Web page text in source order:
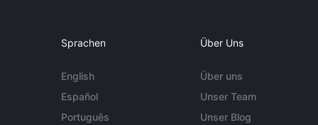
Sprachen
English
Español
Português
Über Uns
Über uns
Unser Team
Unser Blog